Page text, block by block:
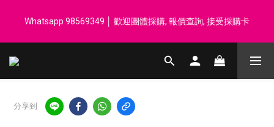
汗毛巾 韓國制 送完即止
Whatsapp 98569349 │ 歡迎團體採購, 報價查詢, 接受採購卡
登記會員享每$50回贈$1 │ 滿HK$899 送 N-rit Campack Towel 吸
分享到